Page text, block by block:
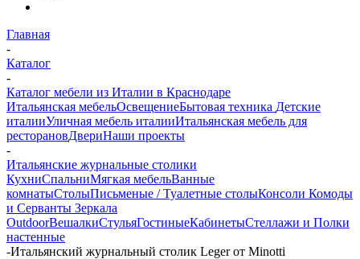
Главная
-
Каталог
-
Каталог мебели из Италии в Краснодаре
Итальянская мебельОсвещениеБытовая техника Детские
италииУличная мебель италииИтальянская мебель для
ресторановДвериНаши проекты
-
Итальянские журнальные столики
КухниСпальниМягкая мебельВанные
комнатыСтолыПисьменые / Туалетные столыКонсоли Комоды
и Серванты Зеркала
OutdoorВешалкиСтульяГостиныеКабинетыСтеллажи и Полки
настенные
-Итальянский журнальный столик Leger от Minotti